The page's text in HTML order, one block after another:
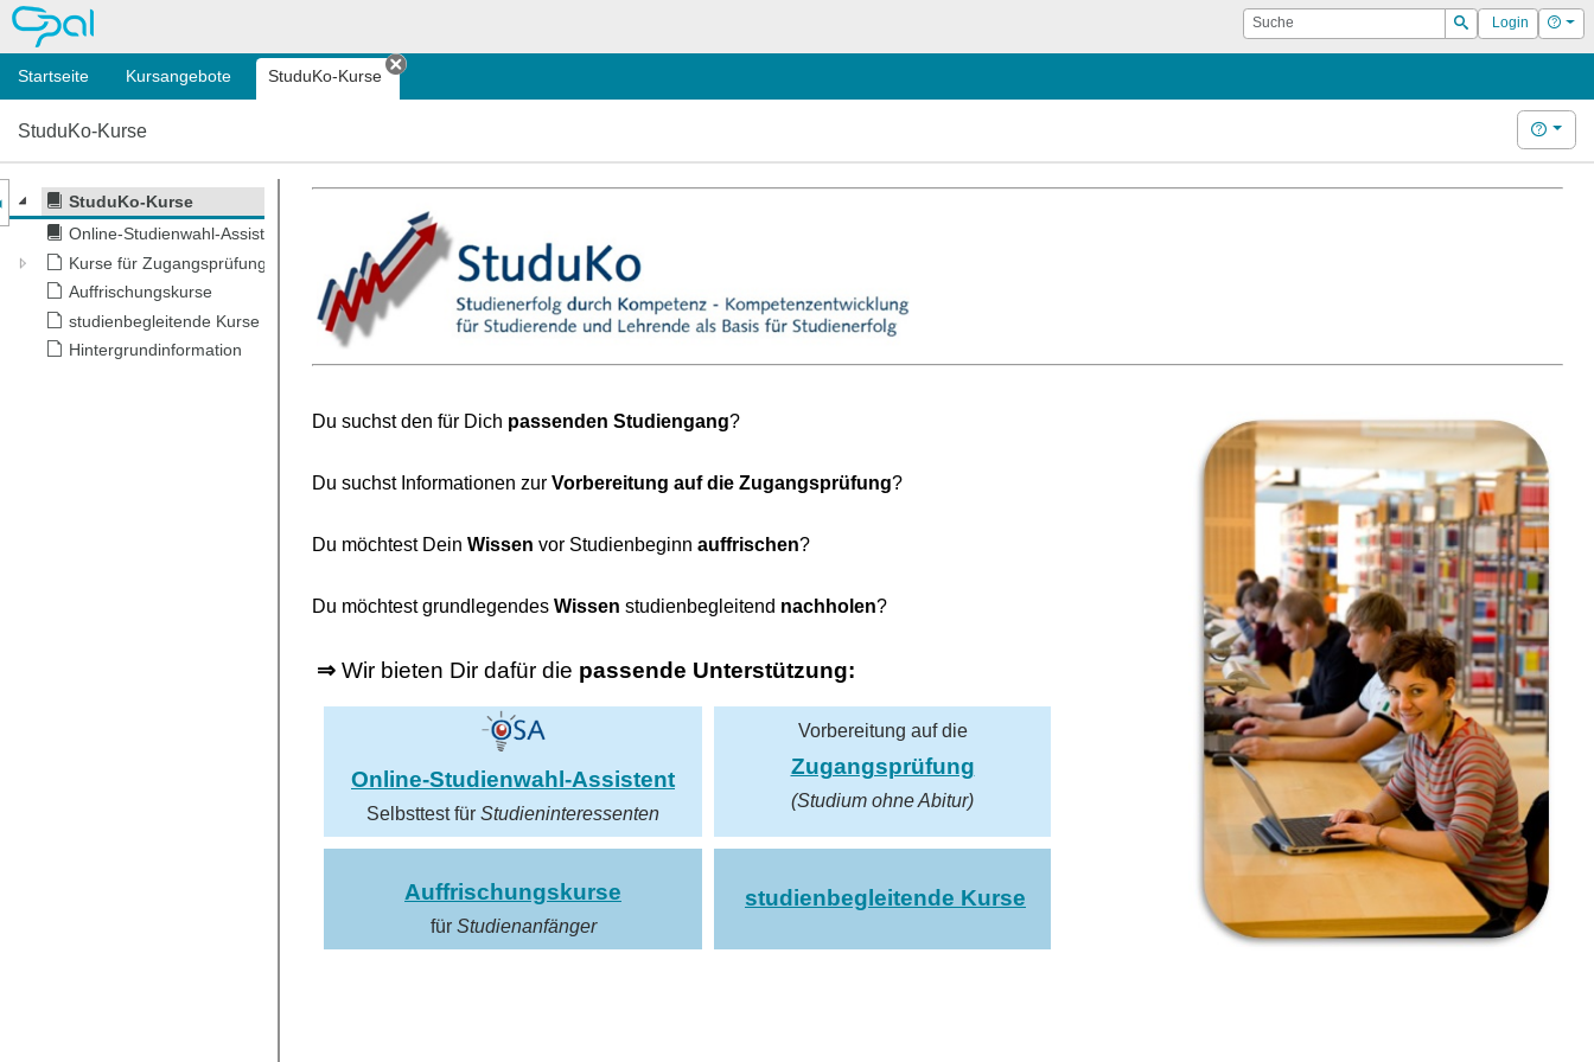
OPAL Suche
Suchen
Login Hilfe
Startseite Kursangebote StuduKo-Kurse
Tab schließen
StuduKo-Kurse Hilfe
StuduKo-Kurse
Online-Studienwahl-Assistent
Kurse für Zugangsprüfung
Auffrischungskurse
studienbegleitende Kurse
Hintergrundinformation
des Kursmenüs